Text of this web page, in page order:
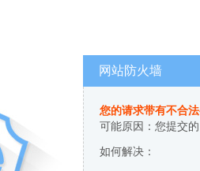
网站防火墙
您的请求带有不合
可能原因：您提交
如何解决：